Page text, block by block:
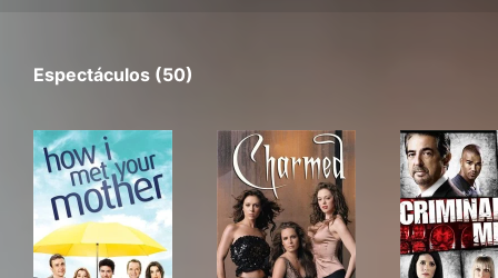
Espectáculos (50)